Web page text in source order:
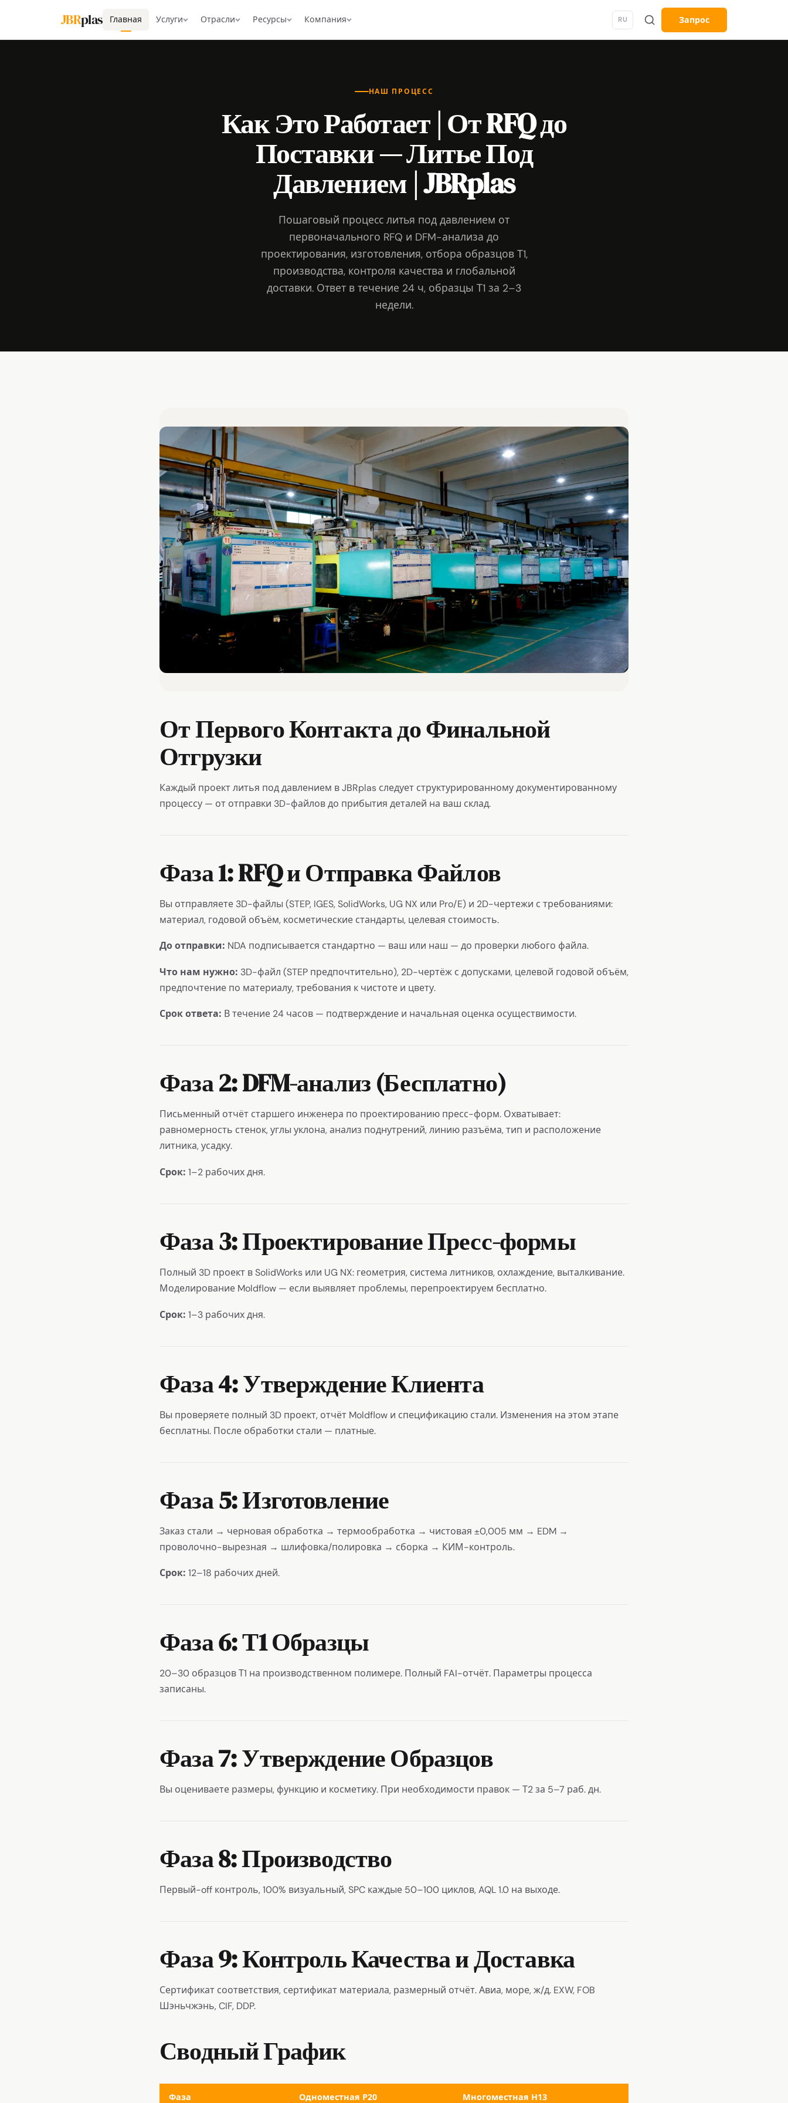
JBRplas Главная Услуги Отрасли Ресурсы Компания RU Запрос
НАШ ПРОЦЕСС
Как Это Работает | От RFQ до
Поставки — Литье Под
Давлением | JBRplas
Пошаговый процесс литья под давлением от
первоначального RFQ и DFM-анализа до
проектирования, изготовления, отбора образцов Т1,
производства, контроля качества и глобальной
доставки. Ответ в течение 24 ч, образцы Т1 за 2–3
недели.
От Первого Контакта до Финальной
Отгрузки
Каждый проект литья под давлением в JBRplas следует структурированному документированному
процессу — от отправки 3D-файлов до прибытия деталей на ваш склад.
Фаза 1: RFQ и Отправка Файлов
Вы отправляете 3D-файлы (STEP, IGES, SolidWorks, UG NX или Pro/E) и 2D-чертежи с требованиями:
материал, годовой объём, косметические стандарты, целевая стоимость.
До отправки: NDA подписывается стандартно — ваш или наш — до проверки любого файла.
Что нам нужно: 3D-файл (STEP предпочтительно), 2D-чертёж с допусками, целевой годовой объём,
предпочтение по материалу, требования к чистоте и цвету.
Срок ответа: В течение 24 часов — подтверждение и начальная оценка осуществимости.
Фаза 2: DFM-анализ (Бесплатно)
Письменный отчёт старшего инженера по проектированию пресс-форм. Охватывает:
равномерность стенок, углы уклона, анализ поднутрений, линию разъёма, тип и расположение
литника, усадку.
Срок: 1–2 рабочих дня.
Фаза 3: Проектирование Пресс-формы
Полный 3D проект в SolidWorks или UG NX: геометрия, система литников, охлаждение, выталкивание.
Моделирование Moldflow — если выявляет проблемы, перепроектируем бесплатно.
Срок: 1–3 рабочих дня.
Фаза 4: Утверждение Клиента
Вы проверяете полный 3D проект, отчёт Moldflow и спецификацию стали. Изменения на этом этапе
бесплатны. После обработки стали — платные.
Фаза 5: Изготовление
Заказ стали → черновая обработка → термообработка → чистовая ±0,005 мм → EDM →
проволочно-вырезная → шлифовка/полировка → сборка → КИМ-контроль.
Срок: 12–18 рабочих дней.
Фаза 6: Т1 Образцы
20–30 образцов Т1 на производственном полимере. Полный FAI-отчёт. Параметры процесса
записаны.
Фаза 7: Утверждение Образцов
Вы оцениваете размеры, функцию и косметику. При необходимости правок — Т2 за 5–7 раб. дн.
Фаза 8: Производство
Первый-off контроль, 100% визуальный, SPC каждые 50–100 циклов, AQL 1.0 на выходе.
Фаза 9: Контроль Качества и Доставка
Сертификат соответствия, сертификат материала, размерный отчёт. Авиа, море, ж/д. EXW, FOB
Шэньчжэнь, CIF, DDP.
Сводный График
Фаза Одноместная P20 Многоместная H13